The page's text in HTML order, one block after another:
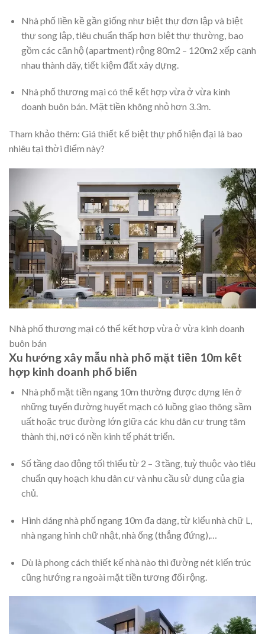
Nhà phố liền kề gần giống như biệt thự đơn lập và biệt
thự song lập, tiêu chuẩn thấp hơn biệt thự thường, bao
gồm các căn hộ (apartment) rộng 80m2 – 120m2 xếp cạnh
nhau thành dãy, tiết kiệm đất xây dựng.
Nhà phố thương mại có thể kết hợp vừa ở vừa kinh
doanh buôn bán. Mặt tiền không nhỏ hơn 3.3m.
Tham khảo thêm: Giá thiết kế biệt thự phố hiện đại là bao
nhiêu tại thời điểm này?
Nhà phố thương mại có thể kết hợp vừa ở vừa kinh doanh
buôn bán
Xu hướng xây mẫu nhà phố mặt tiền 10m kết
hợp kinh doanh phổ biến
Nhà phố mặt tiền ngang 10m thường được dựng lên ở
những tuyến đường huyết mạch có luồng giao thông sầm
uất hoặc trục đường lớn giữa các khu dân cư trung tâm
thành thị, nơi có nền kinh tế phát triển.
Số tầng dao động tối thiểu từ 2 – 3 tầng, tuỳ thuộc vào tiêu
chuẩn quy hoạch khu dân cư và nhu cầu sử dụng của gia
chủ.
Hình dáng nhà phố ngang 10m đa dạng, từ kiểu nhà chữ L,
nhà ngang hình chữ nhật, nhà ống (thẳng đứng),…
Dù là phong cách thiết kế nhà nào thì đường nét kiến trúc
cũng hướng ra ngoài mặt tiền tương đối rộng.